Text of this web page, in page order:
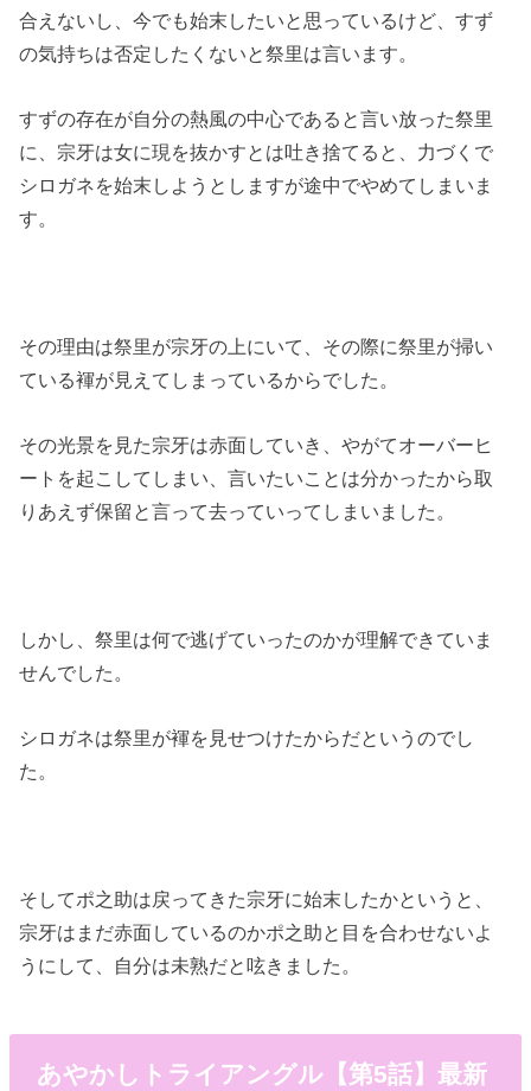
合えないし、今でも始末したいと思っているけど、すず
の気持ちは否定したくないと祭里は言います。
すずの存在が自分の熱風の中心であると言い放った祭里
に、宗牙は女に現を抜かすとは吐き捨てると、力づくで
シロガネを始末しようとしますが途中でやめてしまいま
す。
その理由は祭里が宗牙の上にいて、その際に祭里が掃い
ている褌が見えてしまっているからでした。
その光景を見た宗牙は赤面していき、やがてオーバーヒ
ートを起こしてしまい、言いたいことは分かったから取
りあえず保留と言って去っていってしまいました。
しかし、祭里は何で逃げていったのかが理解できていま
せんでした。
シロガネは祭里が褌を見せつけたからだというのでし
た。
そしてポ之助は戻ってきた宗牙に始末したかというと、
宗牙はまだ赤面しているのかポ之助と目を合わせないよ
うにして、自分は未熟だと呟きました。
あやかしトライアングル【第5話】最新